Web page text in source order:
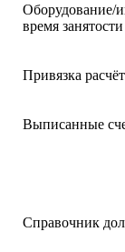
Оборудование/
время
Привязка
Выписанные
Справочник